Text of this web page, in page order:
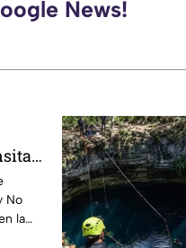
News!
No
la